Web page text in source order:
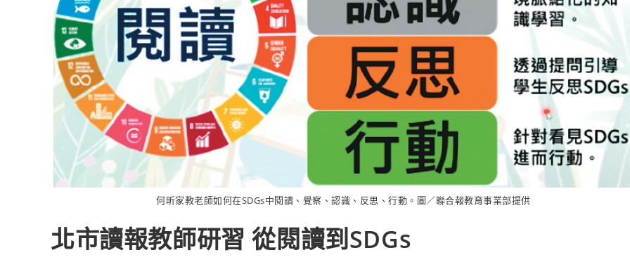
何昕家教老師如何在SDGs中閱讀、覺察、認識、反思、行動。圖／聯合報教育事業部提供
北市讀報教師研習 從閱讀到SDGs